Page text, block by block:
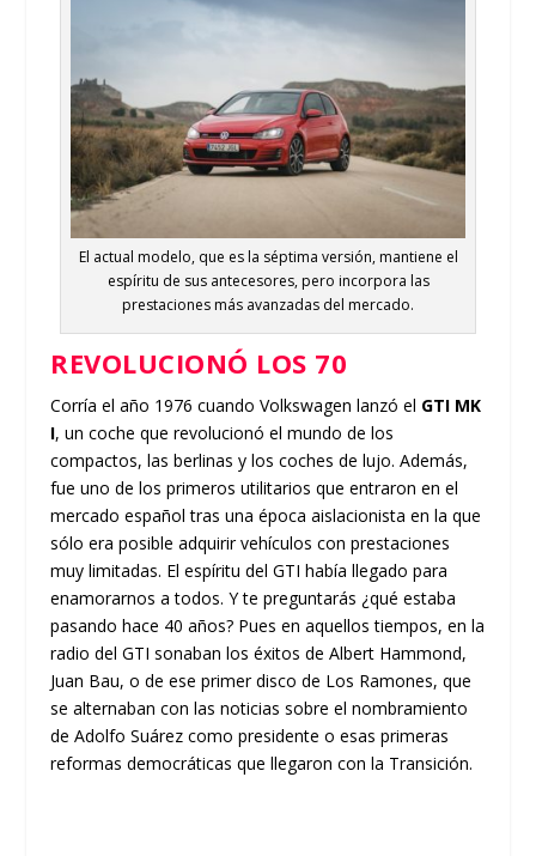
El actual modelo, que es la séptima versión, mantiene el
espíritu de sus antecesores, pero incorpora las
prestaciones más avanzadas del mercado.
REVOLUCIONÓ LOS 70
Corría el año 1976 cuando Volkswagen lanzó el GTI MK
I, un coche que revolucionó el mundo de los
compactos, las berlinas y los coches de lujo. Además,
fue uno de los primeros utilitarios que entraron en el
mercado español tras una época aislacionista en la que
sólo era posible adquirir vehículos con prestaciones
muy limitadas. El espíritu del GTI había llegado para
enamorarnos a todos. Y te preguntarás ¿qué estaba
pasando hace 40 años? Pues en aquellos tiempos, en la
radio del GTI sonaban los éxitos de Albert Hammond,
Juan Bau, o de ese primer disco de Los Ramones, que
se alternaban con las noticias sobre el nombramiento
de Adolfo Suárez como presidente o esas primeras
reformas democráticas que llegaron con la Transición.